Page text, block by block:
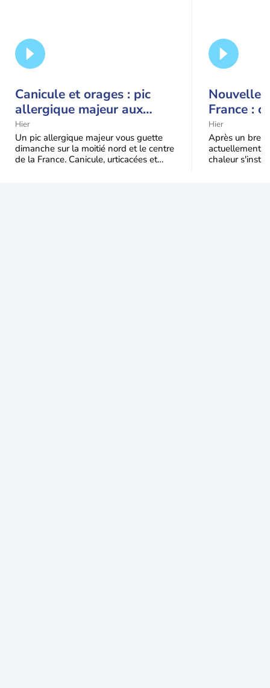
Canicule et orages : pic
allergique majeur aux
urticacées sur la moitié
nord
Hier
Un pic allergique majeur vous guette
dimanche sur la moitié nord et le centre
de la France. Canicule, urticacées et
Nouvelle
France :
Hier
Après un bref
actuellement,
chaleur